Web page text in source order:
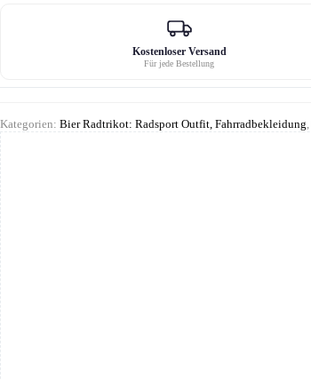
Kostenloser Versand
Für jede Bestellung
Kategorien: Bier Radtrikot: Radsport Outfit, Fahrradbekleidung